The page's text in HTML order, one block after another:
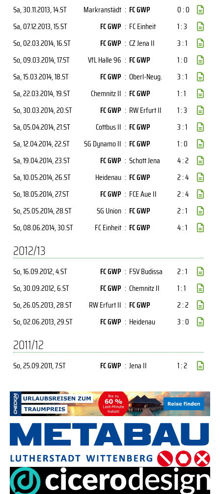
Sa, 30.11.2013, 14.ST Markranstädt : FC GWP
0 : 0
Sa, 07.12.2013, 15.ST FC GWP : FC Einheit
1 : 3
So, 02.03.2014, 16.ST FC GWP : CZ Jena II
3 : 1
So, 09.03.2014, 17.ST VfL Halle 96 : FC GWP
1 : 0
Sa, 15.03.2014, 18.ST FC GWP : Oberl-Neug.
3 : 1
Sa, 22.03.2014, 19.ST Chemnitz II : FC GWP
1 : 1
So, 30.03.2014, 20.ST FC GWP : RW Erfurt II
1 : 3
Sa, 05.04.2014, 21.ST Cottbus II : FC GWP
3 : 1
Sa, 12.04.2014, 22.ST SG Dynamo II : FC GWP
1 : 0
Sa, 19.04.2014, 23.ST FC GWP : Schott Jena
4 : 2
Sa, 10.05.2014, 26.ST Heidenau : FC GWP
2 : 4
So, 18.05.2014, 27.ST FC GWP : FCE Aue II
2 : 4
So, 25.05.2014, 28.ST SG Union : FC GWP
2 : 1
So, 08.06.2014, 30.ST FC Einheit : FC GWP 4 : 1
2012/13
So, 16.09.2012, 4.ST FC GWP : FSV Budissa
2 : 1
So, 30.09.2012, 6.ST FC GWP : Chemnitz II
1 : 1
So, 26.05.2013, 28.ST RW Erfurt II : FC GWP
2 : 2
So, 02.06.2013, 29.ST FC GWP : Heidenau 3 : 0
2011/12
So, 25.09.2011, 7.ST FC GWP : Jena II 1 : 2